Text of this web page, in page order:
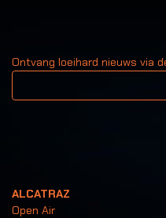
Ontvang loeihard nieuws via
Uw email adres
ALCATRAZ
Open Air